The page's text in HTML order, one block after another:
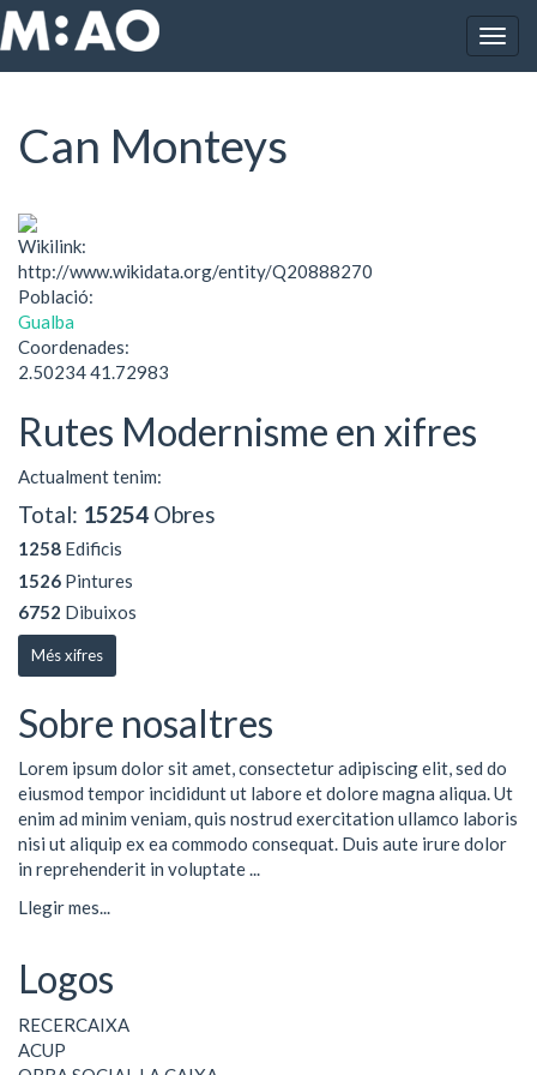
Vés al contingut
Inici Can Monteys
Can Monteys
Wikilink:
http://www.wikidata.org/entity/Q20888270
Població:
Gualba
Coordenades:
2.50234 41.72983
Rutes Modernisme en xifres
Actualment tenim:
Total: 15254 Obres
1258 Edificis
1526 Pintures
6752 Dibuixos
Més xifres
Sobre nosaltres
Lorem ipsum dolor sit amet, consectetur adipiscing elit, sed do
eiusmod tempor incididunt ut labore et dolore magna aliqua. Ut
enim ad minim veniam, quis nostrud exercitation ullamco laboris
nisi ut aliquip ex ea commodo consequat. Duis aute irure dolor
in reprehenderit in voluptate ...
Llegir mes...
Logos
RECERCAIXA
ACUP